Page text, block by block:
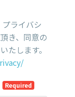
ライバシ
き、同意の
たします。
Required